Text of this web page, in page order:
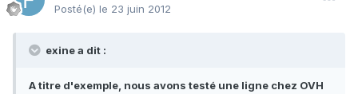
Posté(e) le 23 juin 2012
exine a dit :
A titre d'exemple, nous avons testé une ligne chez OVH